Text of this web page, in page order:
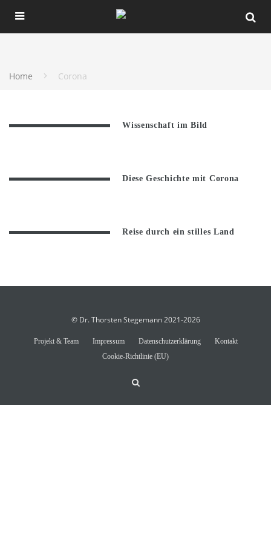
Home Corona
Wissenschaft im Bild
Diese Geschichte mit Corona
Reise durch ein stilles Land
© Dr. Thorsten Stegemann 2021-2026
Projekt & Team Impressum Datenschutzerklärung
Kontakt
Cookie-Richtlinie (EU)